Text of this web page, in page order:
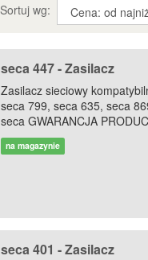
Sortuj wg:
seca 447 - Zasilacz
Zasilacz sieciowy
seca 799, seca 635, seca
seca GWARANCJA
na magazynie
seca 401 - Zasilacz